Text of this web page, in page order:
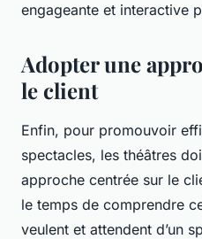
engageante et interactive
Adopter une
le client
Enfin, pour promouvoir
spectacles, les théâtres
approche centrée sur le
le temps de comprendre
veulent et attendent d’un